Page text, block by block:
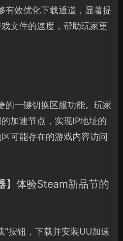
有效优化下载通道，显著提
文件的速度，帮助玩家更
的一键切换区服功能。玩家
加速节点，实现IP地址的
可能存在的游戏内容访问
】体验Steam新品节的
"按钮，下载并安装UU加速